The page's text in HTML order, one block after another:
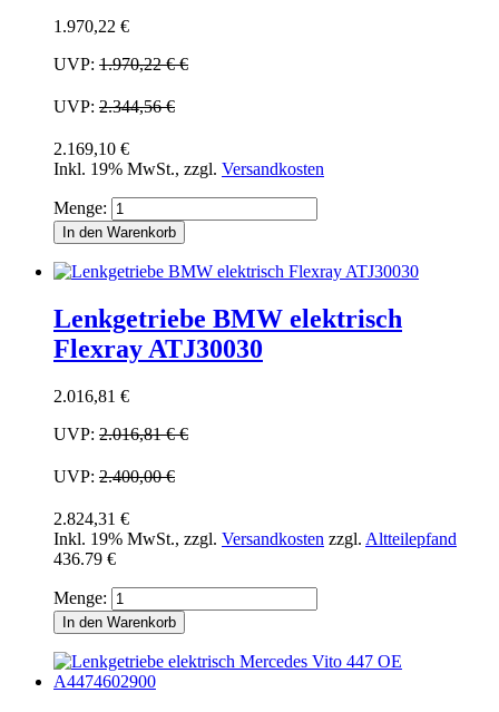
1.970,22 €
UVP: 1.970,22 €€
UVP: 2.344,56 €
2.169,10 €
Inkl. 19% MwSt., zzgl. Versandkosten
Menge:
In den Warenkorb
Lenkgetriebe BMW elektrisch
Flexray ATJ30030
2.016,81 €
UVP: 2.016,81 €€
UVP: 2.400,00 €
2.824,31 €
Inkl. 19% MwSt., zzgl. Versandkosten zzgl. Altteilepfand
436.79 €
Menge:
In den Warenkorb